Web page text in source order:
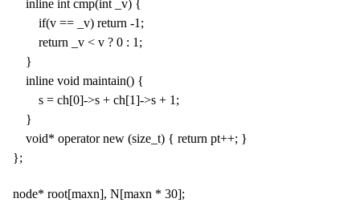
inline int cmp(int _v) {
if(v == _v) return -1;
return _v < v ? 0 : 1;
}
inline void maintain() {
s = ch[0]->s + ch[1]->s + 1;
}
void* operator new (size_t) { return pt++; }
};
node* root[maxn], N[maxn * 30];